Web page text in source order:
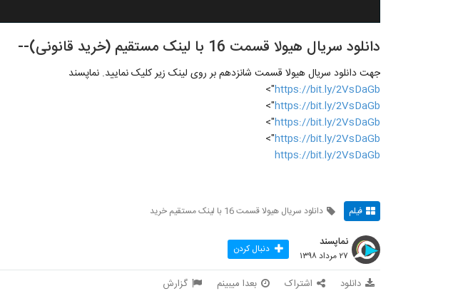
دانلود سریال هیولا قسمت 16 با لینک مستقیم (خرید قانونی)--
جهت دانلود سریال هیولا قسمت شانزدهم بر روی لینک زیر کلیک نمایید. نماپسند
https://bit.ly/2VsDaGb
">
https://bit.ly/2VsDaGb
">
https://bit.ly/2VsDaGb
">
https://bit.ly/2VsDaGb
">
https://bit.ly/2VsDaGb
فیلم دانلود سریال هیولا قسمت 16 با لینک مستقیم خرید
نماپسند
۲۷ مرداد ۱۳۹۸ دنبال کردن
دانلود اشتراک بعدا میبینم گزارش